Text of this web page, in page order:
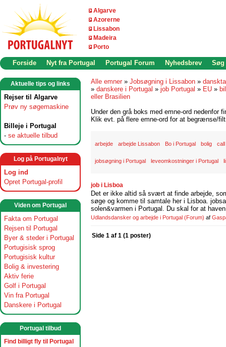
Algarve
Azorerne
Lissabon
Madeira
Porto
Forside Nyt fra Portugal Portugal Forum Nyhedsbrev Søg
Aktuelle tips og links
Rejser til Algarve
Prøv ny søgemaskine
Billeje i Portugal
- se aktuelle tilbud
Log på Portugalnyt
Log ind
Opret Portugal-profil
Viden om Portugal
Fakta om Portugal
Rejsen til Portugal
Byer & steder i Portugal
Portugisisk sprog
Portugisisk kultur
Bolig & investering
Aktiv ferie
Golf i Portugal
Vin fra Portugal
Danskere i Portugal
Portugal tilbud
Find billigt fly til Portugal
Alle emner » Jobsøgning i Lissabon »
» danskere i Portugal » job Portugal » EU »
eller Brasilien
Under den grå boks med emne-ord nedenfor
Klik evt. på flere emne-ord for at begrænse/
arbejde arbejde Lissabon Bo i Portugal bolig
jobsøgning i Portugal leveomkostninger i Portugal
job i Lisboa
Det er ikke altid så svært at finde arbejde,
søge og komme til samtale her i Lisboa.
solen&varmen i Portugal. Du skal for at
Udlandsdansker og arbejde i Portugal (Forum) af
Side 1 af 1 (1 poster)